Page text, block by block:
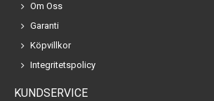
Om Oss
Garanti
Köpvillkor
Integritetspolicy
KUNDSERVICE